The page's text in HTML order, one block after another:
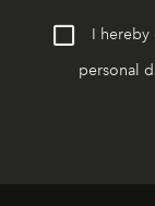
I hereby
personal